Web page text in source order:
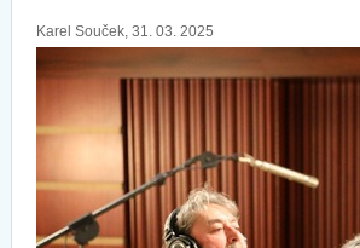
Karel Souček, 31. 03. 2025